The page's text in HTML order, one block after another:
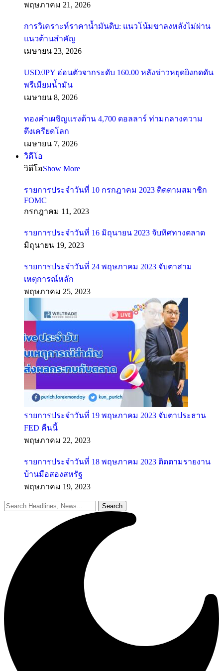
พฤษภาคม 21, 2026
การวิเคราะห์ราคาน้ำมันดิบ: แนวโน้มขาลงหลังไม่ผ่าน
แนวต้านสำคัญ
เมษายน 23, 2026
USD/JPY อ่อนตัวจากระดับ 160.00 หลังข่าวหยุดยิงกดดัน
พรีเมียมน้ำมัน
เมษายน 8, 2026
ทองคำเผชิญแรงต้าน 4,700 ดอลลาร์ ท่ามกลางความ
ตึงเครียดโลก
เมษายน 7, 2026
วิดีโอ
วิดีโอShow More
รายการประจำวันที่ 10 กรกฎาคม 2023 ติดตามสมาชิก
FOMC
กรกฎาคม 11, 2023
รายการประจำวันที่ 16 มิถุนายน 2023 จับทิศทางตลาด
มิถุนายน 19, 2023
รายการประจำวันที่ 24 พฤษภาคม 2023 จับตาสาม
เหตุการณ์หลัก
พฤษภาคม 25, 2023
รายการประจำวันที่ 19 พฤษภาคม 2023 จับตาประธาน
FED คืนนี้
พฤษภาคม 22, 2023
รายการประจำวันที่ 18 พฤษภาคม 2023 ติดตามรายงาน
บ้านมือสองสหรัฐ
พฤษภาคม 19, 2023